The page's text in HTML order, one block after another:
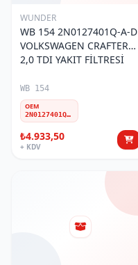
WUNDER
WB 154 2N0127401Q-A-D
VOLKSWAGEN CRAFTER
2,0 TDI YAKIT FİLTRESİ
WB 154
OEM
2N0127401Q-A-D
₺4.933,50
+ KDV